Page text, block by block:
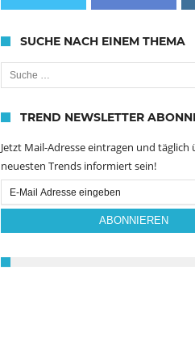
SUCHE NACH EINEM THEMA
Suche nach:
TREND NEWSLETTER
Jetzt Mail-Adresse eintragen und täglich
neuesten Trends informiert sein!
Email
Subscription
ABONNIEREN